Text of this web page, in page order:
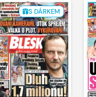
S DÁRKEM